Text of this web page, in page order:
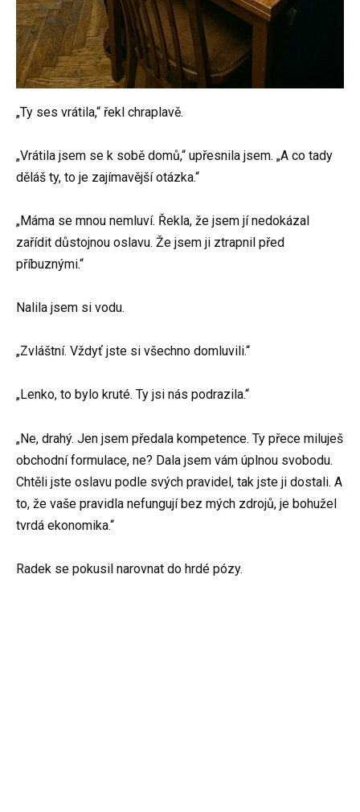
„Ty ses vrátila,“ řekl chraplavě.
„Vrátila jsem se k sobě domů,“ upřesnila jsem. „A co tady
děláš ty, to je zajímavější otázka.“
„Máma se mnou nemluví. Řekla, že jsem jí nedokázal
zařídit důstojnou oslavu. Že jsem ji ztrapnil před
příbuznými.“
Nalila jsem si vodu.
„Zvláštní. Vždyť jste si všechno domluvili.“
„Lenko, to bylo kruté. Ty jsi nás podrazila.“
„Ne, drahý. Jen jsem předala kompetence. Ty přece miluješ
obchodní formulace, ne? Dala jsem vám úplnou svobodu.
Chtěli jste oslavu podle svých pravidel, tak jste ji dostali. A
to, že vaše pravidla nefungují bez mých zdrojů, je bohužel
tvrdá ekonomika.“
Radek se pokusil narovnat do hrdé pózy.